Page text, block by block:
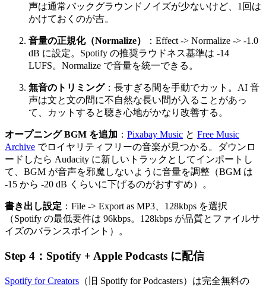
声は通常バックグラウンドノイズが少ないけど、1回は
かけておくのが吉。
音量の正規化（Normalize）
：Effect -> Normalize -> -1.0
dB に設定。Spotify の推奨ラウドネス基準は -14
LUFS。Normalize で音量を統一できる。
無音のトリミング：長すぎる間を手動でカット。AI 音
声は文と文の間に不自然な長い間が入ることがあっ
て、カットすると聴き心地がかなり改善する。
オープニング BGM を追加 ： Pixabay Music と Free Music
Archive でロイヤリティフリーの音楽が見つかる。ダウンロ
ードしたら Audacity に新しいトラックとしてインポートし
て、BGM が音声を邪魔しないように音量を調整（BGM は
-15 から -20 dB くらいに下げるのがおすすめ）。
書き出し設定 ：File -> Export as MP3、128kbps を選択
（Spotify の最低要件は 96kbps。128kbps が品質とファイルサ
イズのバランスポイント）。
Step 4：Spotify + Apple Podcasts に配信
Spotify for Creators （旧 Spotify for Podcasters）は完全無料の